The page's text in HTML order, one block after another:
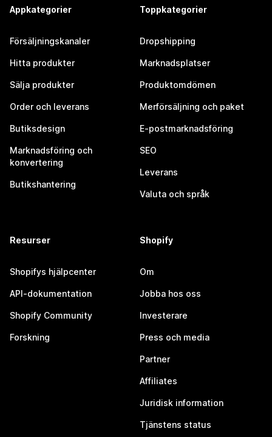
Appkategorier
Försäljningskanaler
Hitta produkter
Sälja produkter
Order och leverans
Butiksdesign
Marknadsföring och
konvertering
Butikshantering
Toppkategorier
Dropshipping
Marknadsplatser
Produktomdömen
Merförsäljning och paket
E-postmarknadsföring
SEO
Leverans
Valuta och språk
Resurser
Shopifys hjälpcenter
API-dokumentation
Shopify Community
Forskning
Shopify
Om
Jobba hos oss
Investerare
Press och media
Partner
Affiliates
Juridisk information
Tjänstens status